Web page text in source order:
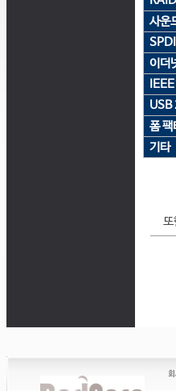
사운
이더
USB
폼 팩
기타
또